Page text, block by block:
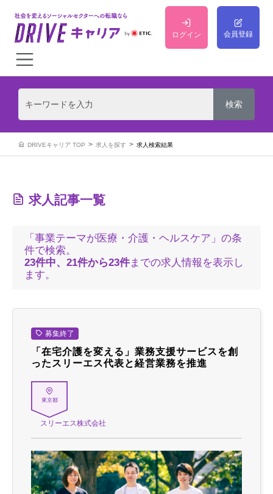
ログイン 会員登録
DRIVEキャリア TOP 求人を探す 求人検索結果
求人記事一覧
「事業テーマが医療・介護・ヘルスケア」の条
件で検索。
23件中、21件から23件までの求人情報を表示し
ます。
募集終了
「在宅介護を変える」業務支援サービスを創
ったスリーエス代表と経営業務を推進
東京都
スリーエス株式会社